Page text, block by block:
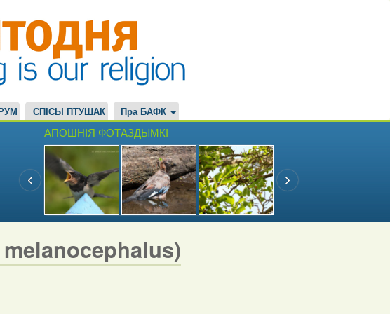
СПІСЫ ПТУШАК Пра БАФК
АПОШНІЯ ФОТАЗДЫМКІ